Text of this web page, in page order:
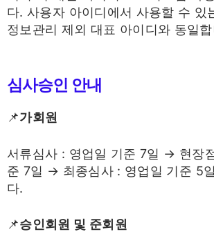
다. 사용자 아이디에서 사용할 수 있
정보관리 제외 대표 아이디와 동일
심사승인 안내
📌가회원
서류심사 : 영업일 기준 7일 → 현장
준 7일 → 최종심사 : 영업일 기준 5
다.
📌승인회원 및 준회원